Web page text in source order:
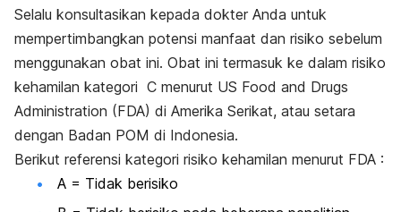
Selalu konsultasikan kepada dokter Anda untuk
mempertimbangkan potensi manfaat dan risiko sebelum
menggunakan obat ini. Obat ini termasuk ke dalam risiko
kehamilan kategori C menurut US Food and Drugs
Administration (FDA) di Amerika Serikat, atau setara
dengan Badan POM di Indonesia.
Berikut referensi kategori risiko kehamilan menurut FDA :
A = Tidak berisiko